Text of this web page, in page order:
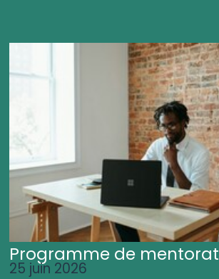
Programme de mentorat
25 juin 2026